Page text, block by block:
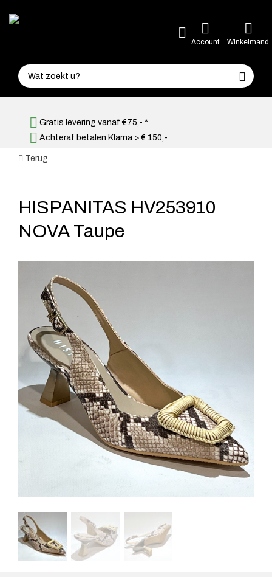
Account Winkelmand
Gratis levering vanaf €75,- *
Achteraf betalen Klarna > € 150,-
Terug
HISPANITAS HV253910
NOVA Taupe